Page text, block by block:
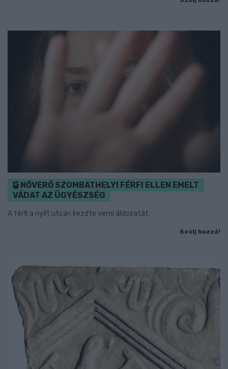
NŐVERŐ SZOMBATHELYI FÉRFI ELLEN EMELT
VÁDAT AZ ÜGYÉSZSÉG
A férfi a nyílt utcán kezdte verni áldozatát.
Szólj hozzá!